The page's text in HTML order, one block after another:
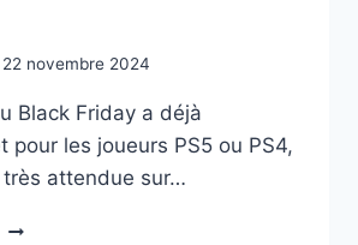
22 novembre 2024
Black Friday a déjà
pour les joueurs PS5 ou PS4,
attendue sur…